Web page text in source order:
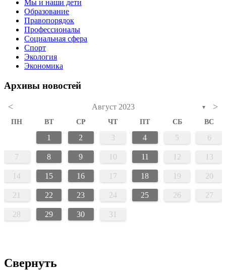
Мы и наши дети
Образование
Правопорядок
Профессионалы
Социальная сфера
Спорт
Экология
Экономика
Архивы новостей
< Август 2023 ▼ >
ПН ВТ СР ЧТ ПТ СБ ВС
1 2 3 4 5 6
7 8 9 10 11 12 13
14 15 16 17 18 19 20
21 22 23 24 25 26 27
28 29 30 31
Свернуть